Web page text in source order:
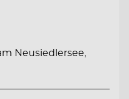
Neusiedlersee,